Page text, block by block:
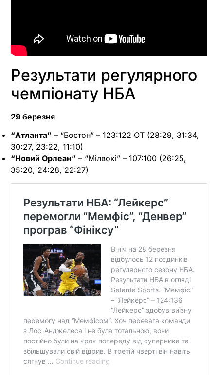
Результати регулярного
чемпіонату НБА
29 березня
“Атланта” – “Бостон” – 123:122 OT (28:29, 31:34,
30:27, 23:22, 11:10)
“Новий Орлеан” – “Мілвокі” – 107:100 (26:25,
35:20, 24:28, 22:27)